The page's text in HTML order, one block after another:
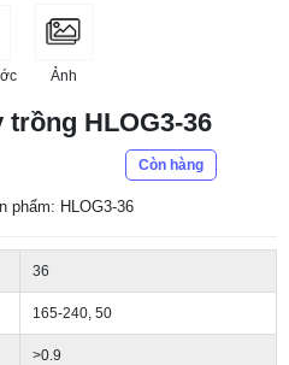
Ảnh
HLOG3-36
Còn hàng
phẩm: HLOG3-36
36
165-240, 50
>0.9